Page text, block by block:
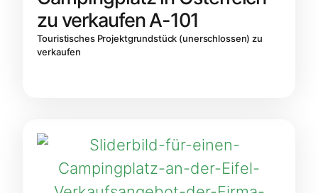
zu verkaufen A-101
Touristisches Projektgrundstück (unerschlossen) zu
verkaufen